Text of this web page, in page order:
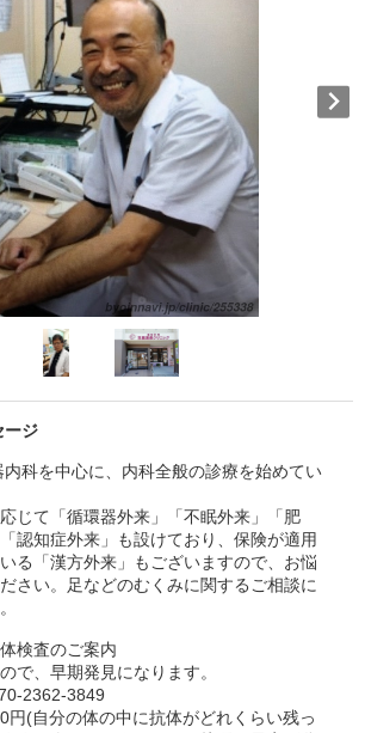
ージ
科を中心に、内科全般の診療を始めてい
じて「循環器外来」「不眠外来」「肥
認知症外来」も設けており、保険が適用
る「漢方外来」もございますので、お悩
さい。足などのむくみに関するご相談に
検査のご案内
で、早期発見になります。
2362-3849
円(自分の体の中に抗体がどれくらい残っ